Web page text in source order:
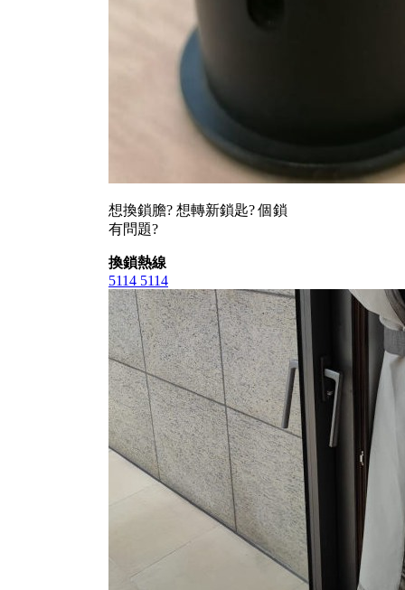
想換鎖膽? 想轉新鎖匙? 個鎖
有問題?
換鎖熱線
5114 5114